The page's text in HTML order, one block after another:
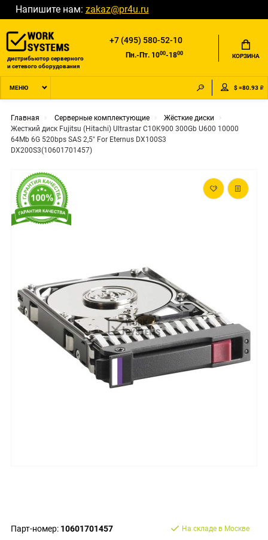
Напишите нам: zakaz@pr4u.ru
дистрибьютор серверного
и сетевого оборудования
+7 (495) 580-52-10
Пн.-Пт. 1000-1800 КОРЗИНА
МЕНЮ $ =80.93 ₽
Главная Серверные комплектующие
Жёсткие диски
Жесткий диск Fujitsu (Hitachi) Ultrastar C10K900 300Gb U600 10000
64Mb 6G 520bps SAS 2,5" For Eternus DX100S3
DX200S3(10601701457)
Парт-номер: 10601701457 На складе в Москве